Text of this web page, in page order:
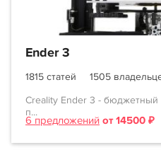
Ender 3
1815 статей
1505
Creality Ender 3 - бюджетный
п...
6 предложений от 14500 ₽